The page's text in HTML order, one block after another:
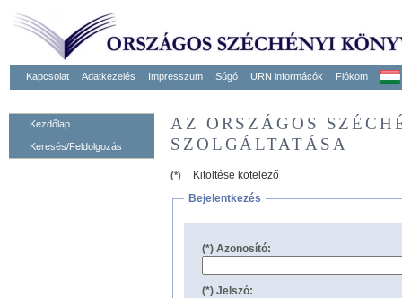
Kapcsolat Adatkezelés Impresszum Súgó URN informácók Fiókom
Kezdőlap
Keresés/Feldolgozás
AZ ORSZÁGOS
SZOLGÁLTATÁSA
(*)
Kitöltése kötelező
Bejelentkezés
(*) Azonosító:
(*) Jelszó: